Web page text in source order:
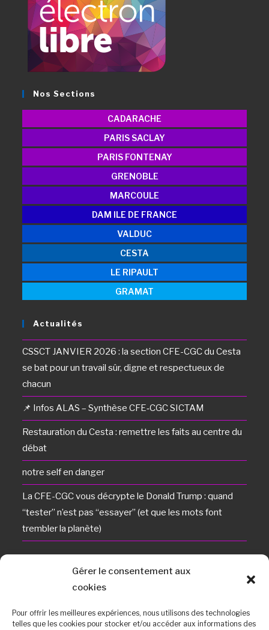
Gérer le consentement aux
cookies
Pour offrir les meilleures expériences, nous utilisons des technologies
telles que les cookies pour stocker et/ou accéder aux informations des
Nos Sections
CADARACHE
PARIS SACLAY
PARIS FONTENAY
GRENOBLE
MARCOULE
DAM ILE DE FRANCE
VALDUC
CESTA
LE RIPAULT
GRAMAT
Actualités
CSSCT JANVIER 2026 : la section CFE-CGC du Cesta
se bat pour un travail sûr, digne et respectueux de
chacun
📌 Infos ALAS – Synthèse CFE‑CGC SICTAM
Restauration du Cesta : remettre les faits au centre du
débat
notre self en danger
La CFE-CGC vous décrypte le Donald Trump : quand
“tester” n’est pas “essayer” (et que les mots font
trembler la planète)
Adresse :
Téléphone :